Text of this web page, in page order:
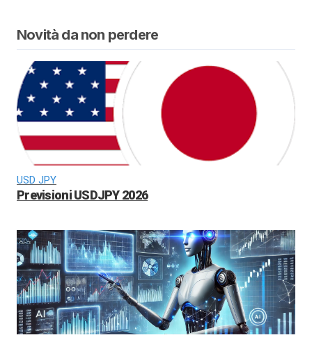
Novità da non perdere
USD JPY
Previsioni USDJPY 2026